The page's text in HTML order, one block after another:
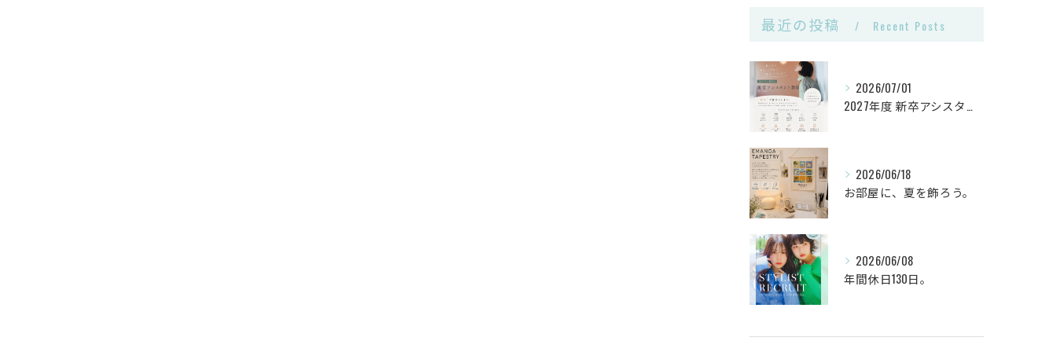
最近の投稿 Recent Posts
2026/07/01
2027年度 新卒アシスタント《第2次募集》🌿
2026/06/18
お部屋に、夏を飾ろう。
2026/06/08
年間休日130日。